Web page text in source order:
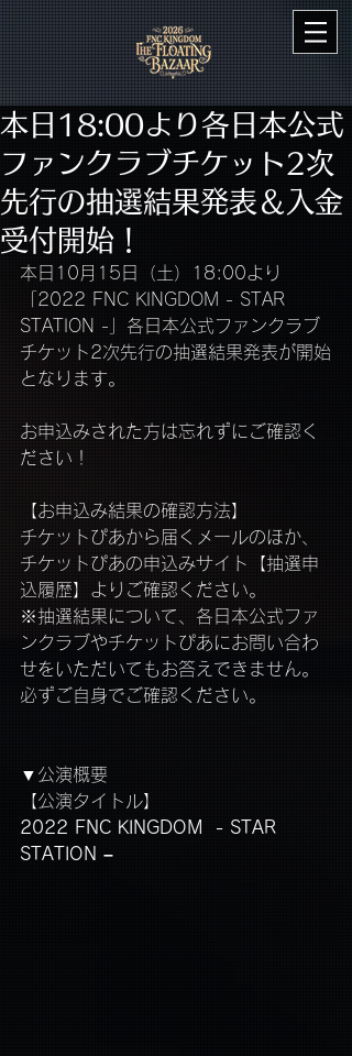
本日18:00より各日本公式
ファンクラブチケット2次
先行の抽選結果発表＆入金
受付開始！
本日10月15日（土）18:00より
「2022 FNC KINGDOM - STAR
STATION -」各日本公式ファンクラブ
チケット2次先行の抽選結果発表が開始
となります。
お申込みされた方は忘れずにご確認く
ださい！
【お申込み結果の確認方法】
チケットぴあから届くメールのほか、
チケットぴあの申込みサイト【抽選申
込履歴】よりご確認ください。
※抽選結果について、各日本公式ファ
ンクラブやチケットぴあにお問い合わ
せをいただいてもお答えできません。
必ずご自身でご確認ください。
▼公演概要
【公演タイトル】
2022 FNC KINGDOM  - STAR
STATION –